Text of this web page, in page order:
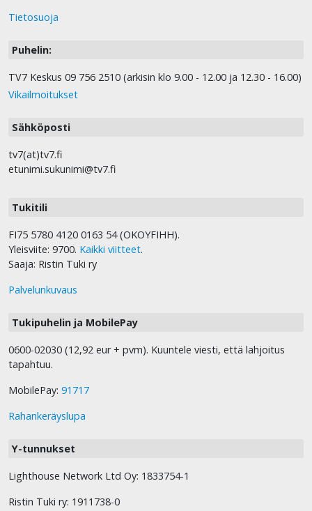
Tietosuoja
Puhelin:
TV7 Keskus 09 756 2510 (arkisin klo 9.00 - 12.00 ja 12.30 - 16.00)
Vikailmoitukset
Sähköposti
tv7(at)tv7.fi
etunimi.sukunimi@tv7.fi
Tukitili
FI75 5780 4120 0163 54 (OKOYFIHH).
Yleisviite: 9700. Kaikki viitteet.
Saaja: Ristin Tuki ry
Palvelunkuvaus
Tukipuhelin ja MobilePay
0600-02030 (12,92 eur + pvm). Kuuntele viesti, että lahjoitus
tapahtuu.
MobilePay: 91717
Rahankeräyslupa
Y-tunnukset
Lighthouse Network Ltd Oy: 1833754-1
Ristin Tuki ry: 1911738-0